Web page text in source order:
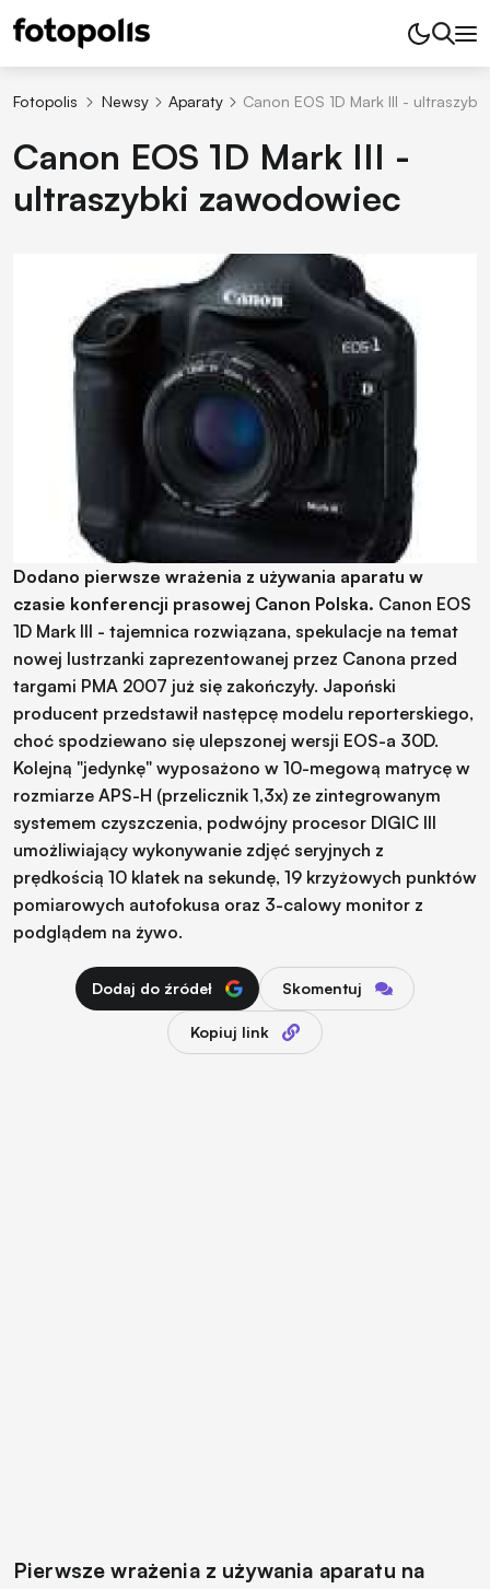
Fotopolis Newsy Aparaty Canon EOS 1D Mark III -
Canon EOS 1D Mark III -
ultraszybki zawodowiec
Dodano pierwsze wrażenia z używania aparatu w
czasie konferencji prasowej Canon Polska. Canon EOS
1D Mark III - tajemnica rozwiązana, spekulacje na temat
nowej lustrzanki zaprezentowanej przez Canona przed
targami PMA 2007 już się zakończyły. Japoński
producent przedstawił następcę modelu reporterskiego,
choć spodziewano się ulepszonej wersji EOS-a 30D.
Kolejną "jedynkę" wyposażono w 10-megową matrycę w
rozmiarze APS-H (przelicznik 1,3x) ze zintegrowanym
systemem czyszczenia, podwójny procesor DIGIC III
umożliwiający wykonywanie zdjęć seryjnych z
prędkością 10 klatek na sekundę, 19 krzyżowych punktów
pomiarowych autofokusa oraz 3-calowy monitor z
podglądem na żywo.
Dodaj do źródeł Skomentuj
Kopiuj link
Pierwsze wrażenia z używania aparatu na